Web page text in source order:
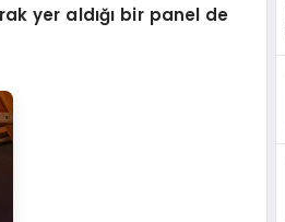
yer aldığı bir panel de